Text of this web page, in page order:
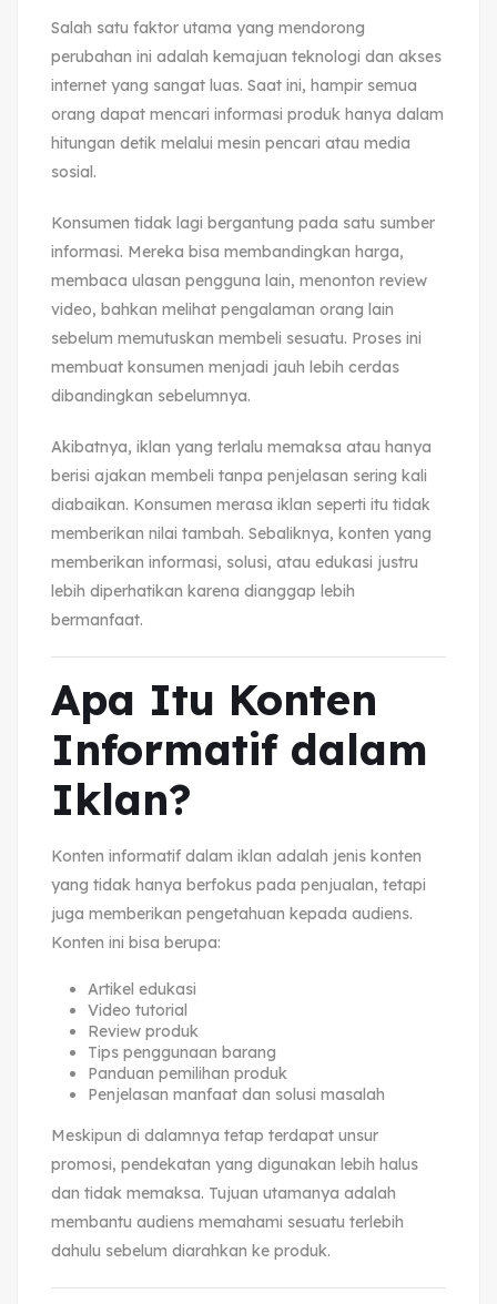
Salah satu faktor utama yang mendorong
perubahan ini adalah kemajuan teknologi dan akses
internet yang sangat luas. Saat ini, hampir semua
orang dapat mencari informasi produk hanya dalam
hitungan detik melalui mesin pencari atau media
sosial.
Konsumen tidak lagi bergantung pada satu sumber
informasi. Mereka bisa membandingkan harga,
membaca ulasan pengguna lain, menonton review
video, bahkan melihat pengalaman orang lain
sebelum memutuskan membeli sesuatu. Proses ini
membuat konsumen menjadi jauh lebih cerdas
dibandingkan sebelumnya.
Akibatnya, iklan yang terlalu memaksa atau hanya
berisi ajakan membeli tanpa penjelasan sering kali
diabaikan. Konsumen merasa iklan seperti itu tidak
memberikan nilai tambah. Sebaliknya, konten yang
memberikan informasi, solusi, atau edukasi justru
lebih diperhatikan karena dianggap lebih
bermanfaat.
Apa Itu Konten
Informatif dalam
Iklan?
Konten informatif dalam iklan adalah jenis konten
yang tidak hanya berfokus pada penjualan, tetapi
juga memberikan pengetahuan kepada audiens.
Konten ini bisa berupa:
Artikel edukasi
Video tutorial
Review produk
Tips penggunaan barang
Panduan pemilihan produk
Penjelasan manfaat dan solusi masalah
Meskipun di dalamnya tetap terdapat unsur
promosi, pendekatan yang digunakan lebih halus
dan tidak memaksa. Tujuan utamanya adalah
membantu audiens memahami sesuatu terlebih
dahulu sebelum diarahkan ke produk.